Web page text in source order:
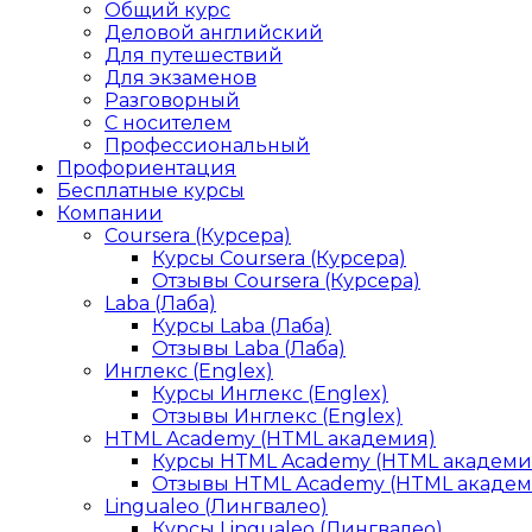
Общий курс
Деловой английский
Для путешествий
Для экзаменов
Разговорный
С носителем
Профессиональный
Профориентация
Бесплатные курсы
Компании
Coursera (Курсера)
Курсы Coursera (Курсера)
Отзывы Coursera (Курсера)
Laba (Лаба)
Курсы Laba (Лаба)
Отзывы Laba (Лаба)
Инглекс (Englex)
Курсы Инглекс (Englex)
Отзывы Инглекс (Englex)
HTML Academy (HTML академия)
Курсы HTML Academy (HTML
Отзывы HTML Academy (HTML
Lingualeo (Лингвалео)